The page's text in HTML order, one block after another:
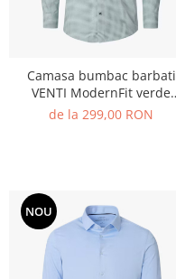
Camasa bumbac barbati
VENTI ModernFit verde
cerculete
de la 299,00 RON
NOU